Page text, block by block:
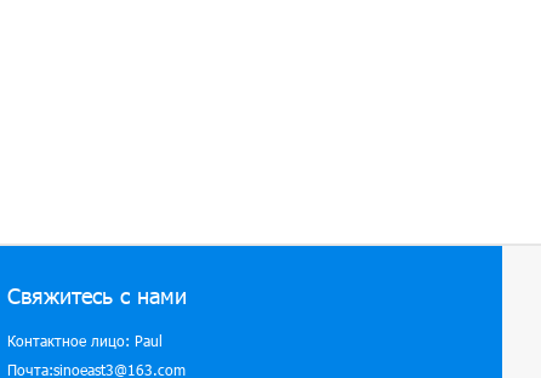
Свяжитесь с нами
Контактное лицо: Paul
Почта:sinoeast3@163.com